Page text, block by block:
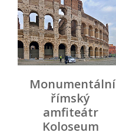
Monumentální
římský
amfiteátr
Koloseum